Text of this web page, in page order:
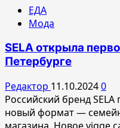
–
модное
столицы
для
ЕДА
Мода
SELA открыла
Петербурге
Редактор 11.10.20240
Российский бренд
новый формат —